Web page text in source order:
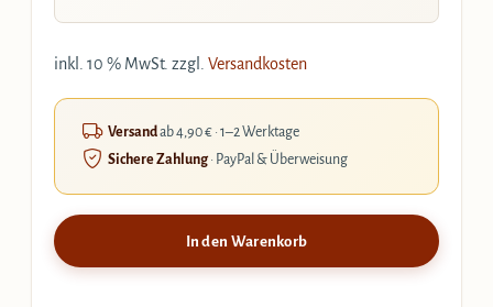
inkl. 10 % MwSt. zzgl. Versandkosten
Versandab 4,90 € · 1–2 Werktage
Sichere Zahlung· PayPal & Überweisung
In den Warenkorb